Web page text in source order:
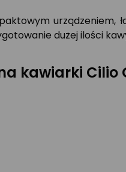
urządzeniem,
dużej ilości
kawiarki Cilio